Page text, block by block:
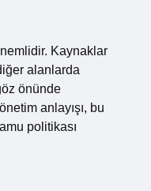
Kaynaklar
alanlarda
önünde
anlayışı, bu
politikası